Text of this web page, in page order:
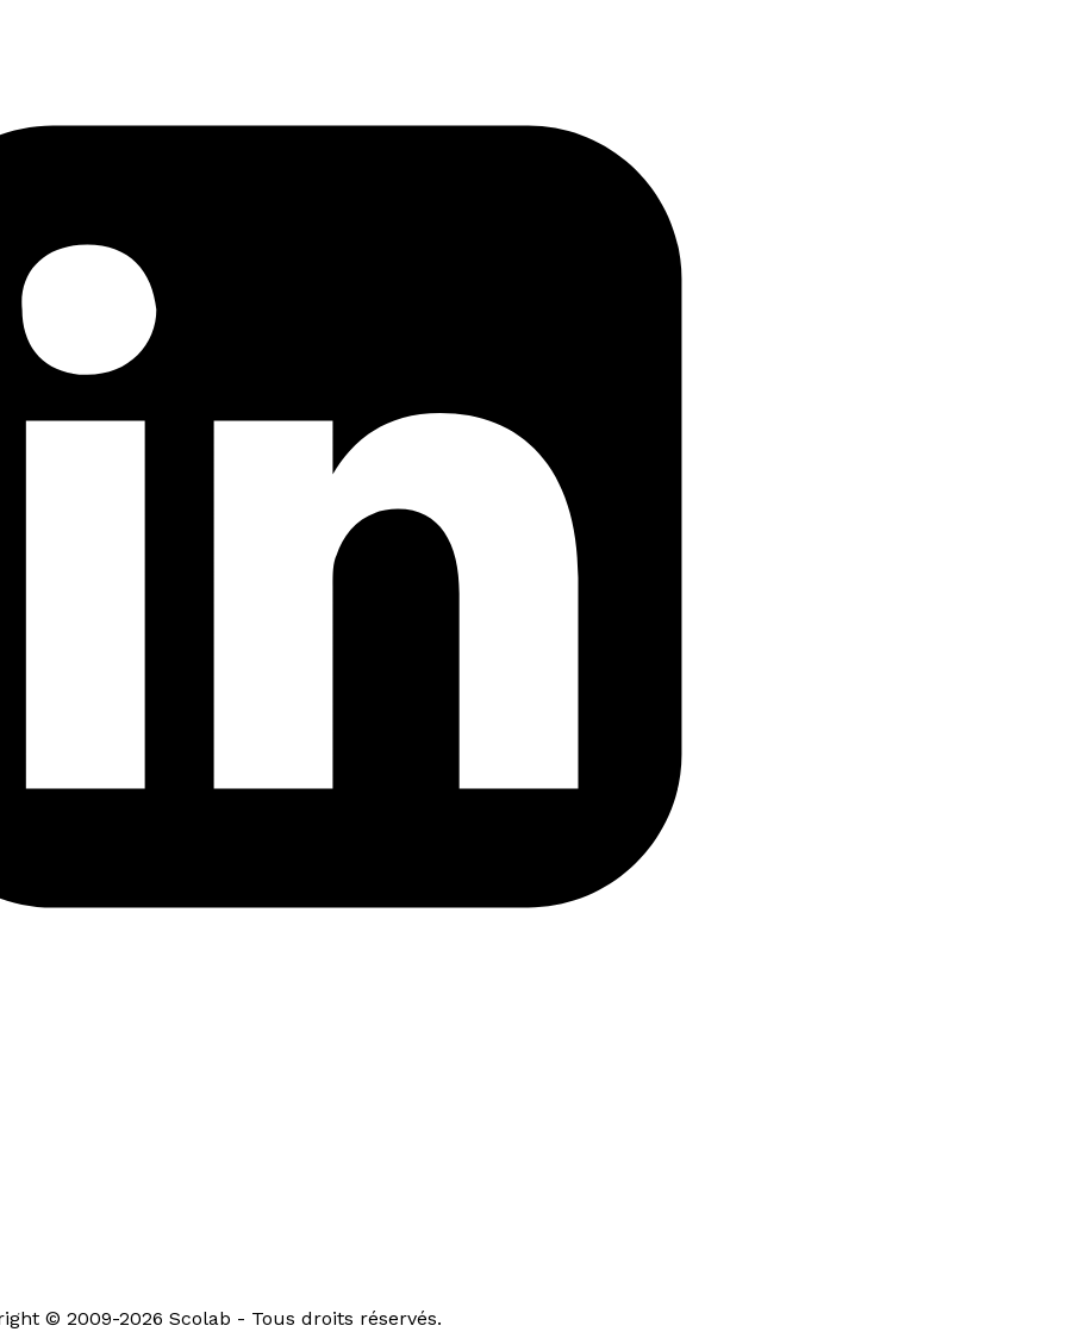
© 2009-2026 Scolab - Tous droits réservés.